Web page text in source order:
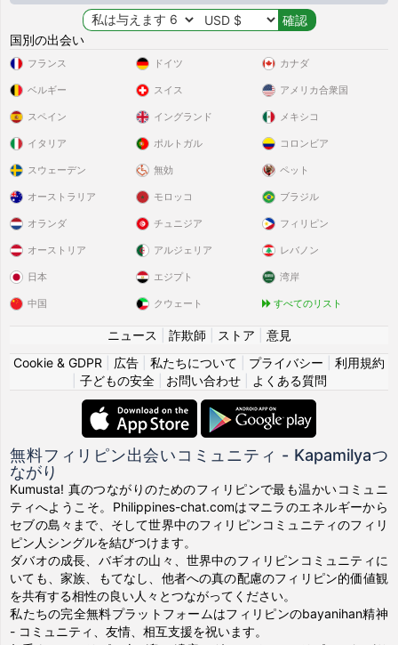
国別の出会い
フランス
ベルギー
スペイン
イタリア
スウェーデン
ドイツ
スイス
イングランド
ポルトガル
無効
カナダ
アメリカ合衆国
メキシコ
コロンビア
ペット
オーストラリア
オランダ
オーストリア
日本
中国
モロッコ
チュニジア
アルジェリア
エジプト
クウェート
ブラジル
フィリピン
レバノン
湾岸
すべてのリスト
ニュース 詐欺師 ストア
意見
Cookie & GDPR
広告 私たちについて プライバシー
利用規約
子どもの安全| お問い合わせ| よくある質問
無料フィリピン出会いコミュニティ - Kapamilyaつ
ながり
Kumusta! 真のつながりのためのフィリピンで最も温かいコミュニ
ティへようこそ。Philippines-chat.comはマニラのエネルギーから
セブの島々まで、そして世界中のフィリピンコミュニティのフィリ
ピン人シングルを結びつけます。
ダバオの成長、バギオの山々、世界中のフィリピンコミュニティに
いても、家族、もてなし、他者への真の配慮のフィリピン的価値観
を共有する相性の良い人々とつながってください。
私たちの完全無料プラットフォームはフィリピンのbayanihan精神
- コミュニティ、友情、相互支援を祝います。